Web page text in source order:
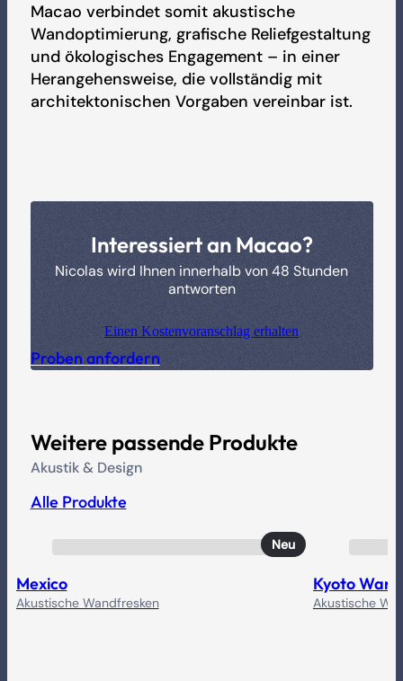
Macao verbindet somit akustische
Wandoptimierung, grafische Reliefgestaltung
und ökologisches Engagement – in einer
Herangehensweise, die vollständig mit
architektonischen Vorgaben vereinbar ist.
Interessiert an Macao?
Nicolas wird Ihnen innerhalb von 48 Stunden
antworten
Einen Kostenvoranschlag erhalten
Proben anfordern
Neu
Mexico
Akustische Wandfresken
Kyoto
Akustische
Weitere passende Produkte
Akustik & Design
Alle Produkte